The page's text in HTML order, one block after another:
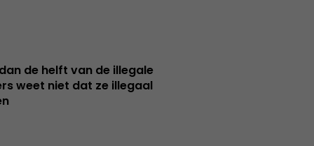
de helft van de illegale
weet niet dat ze illegaal